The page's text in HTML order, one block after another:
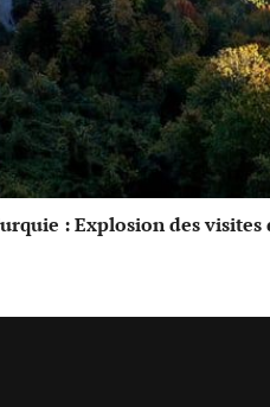
: Explosion des